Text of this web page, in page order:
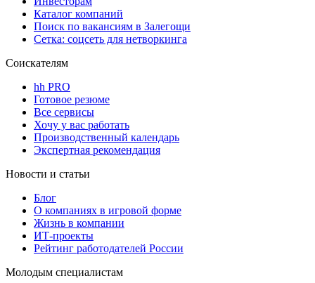
Каталог компаний
Поиск по вакансиям в Залегощи
Сетка: соцсеть для нетворкинга
Соискателям
hh PRO
Готовое резюме
Все сервисы
Хочу у вас работать
Производственный календарь
Экспертная рекомендация
Новости и статьи
Блог
О компаниях в игровой форме
Жизнь в компании
ИТ-проекты
Рейтинг работодателей России
Молодым специалистам